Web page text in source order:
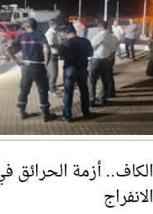
الكاف.. أزمة الحرائق
الانفراج